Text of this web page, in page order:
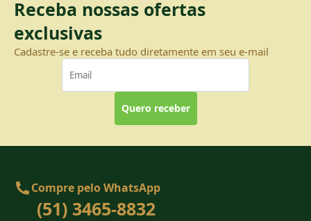
Receba nossas ofertas
exclusivas
Cadastre-se e receba tudo diretamente em seu e-mail
Quero receber
Compre pelo WhatsApp
(51) 3465-8832